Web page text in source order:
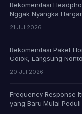
Rekomendasi
Nggak Nyangka
21 Jul 2026
Rekomendasi Paket
Colok, Langsung
20 Jul 2026
Frequency Response
yang Baru Mulai Peduli